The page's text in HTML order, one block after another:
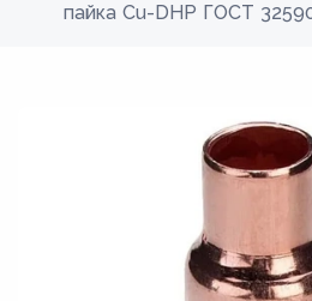
пайка Cu-DHP ГОСТ